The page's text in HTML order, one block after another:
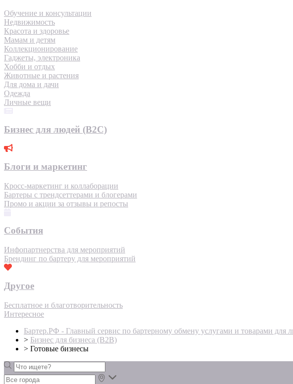
Обучение и консультации
Недвижимость
Красота и здоровье
Мамам и детям
Коллекционирование
Гаджеты, электроника
Хобби и отдых
Животные и растения
Для дома и дачи
Одежда
Личные вещи
Бизнес для людей (B2C)
Блоги и маркетинг
Кросс-маркетинг и коллаборации
Бартеры с трендсеттерами и блогерами
Промо и акции за отзывы и репосты
События
Инфопартнерства для мероприятий
Брендинг по бартеру для мероприятий
Другое
Бесплатное и благотворительность
Интересное
Бартер.РФ - Главный сервис по бартерному обмену услугами и товарами для
> Бизнес для бизнеса (B2B)
> Готовые бизнесы